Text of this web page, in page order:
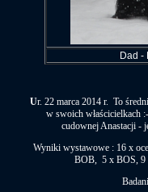
Dad -
Ur. 22 marca 2014 r. To
w swoich właścicielkach
cudownej Anastacji -
Wyniki wystawowe : 16 x
BOB, 5 x BOS, 9
B